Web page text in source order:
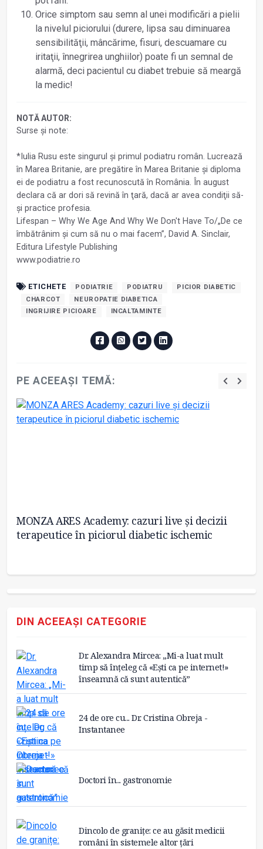
Orice simptom sau semn al unei modificări a pielii
la nivelul piciorului (durere, lipsa sau diminuarea
sensibilităţii, mâncărime, fisuri, descuamare cu
iritaţii, înnegrirea unghiilor) poate fi un semnal de
alarmă, deci pacientul cu diabet trebuie să meargă
la medic!
NOTĂ AUTOR:
Surse și note:
*Iulia Rusu este singurul și primul podiatru român. Lucrează
în Marea Britanie, are pregătire în Marea Britanie și diploma
ei de podiatru a fost recunoscută în România. În august
declara că ar dori să revină în ţară, dacă ar avea condiţii să-
și practice profesia.
Lifespan – Why We Age And Why We Don't Have To/„De ce
îmbătrânim și cum să nu o mai facem”, David A. Sinclair,
Editura Lifestyle Publishing
www.podiatrie.ro
ETICHETE PODIATRIE PODIATRU
PICIOR DIABETIC
CHARCOT
NEUROPATIE DIABETICA
INGRIJIRE PICIOARE
INCALTAMINTE
PE ACEEAȘI TEMĂ:
MONZA ARES Academy: cazuri live și decizii
terapeutice în piciorul diabetic ischemic
DIN ACEEAȘI CATEGORIE
Dr. Alexandra Mircea: „Mi-a luat mult
timp să înțeleg că «Ești ca pe internet!»
înseamnă că sunt autentică”
24 de ore cu... Dr. Cristina Obreja -
Instantanee
Doctori în... gastronomie
Dincolo de granițe: ce au găsit medicii
români în sistemele altor țări